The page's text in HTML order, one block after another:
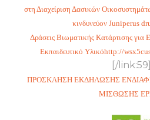
στη Διαχείριση Δασικών
κινδυνεύον Juniperus
Δράσεις Βιωματικής Κατάρτισης για
Εκπαιδευτικό Υλικόhttp://
[/link:59]
ΠΡΟΣΚΛΗΣΗ ΕΚΔΗΛΩΣΗΣ
ΜΙΣΘΩΣΗΣ